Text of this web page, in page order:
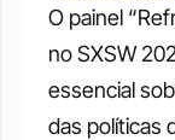
O painel
no SXSW
essencial
das políticas